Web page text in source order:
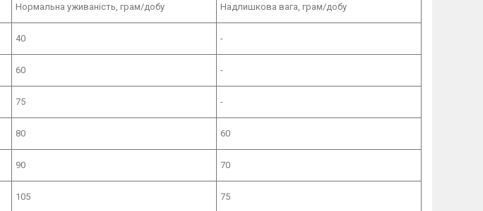
Нормальна уживаність, грам/добу Надлишкова вага, грам/добу
40 -
60 -
75 -
80 60
90 70
105 75